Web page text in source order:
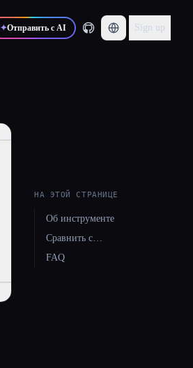
✦Отправить с AI Sign up
НА ЭТОЙ СТРАНИЦЕ
Об инструменте
Сравнить с…
FAQ